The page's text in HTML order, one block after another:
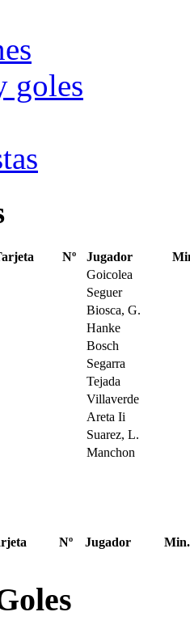
goles
Nº Jugador
Goicolea
Seguer
Biosca, G.
Hanke
Bosch
Segarra
Tejada
Villaverde
Areta Ii
Suarez, L.
Manchon
Nº Jugador Min.